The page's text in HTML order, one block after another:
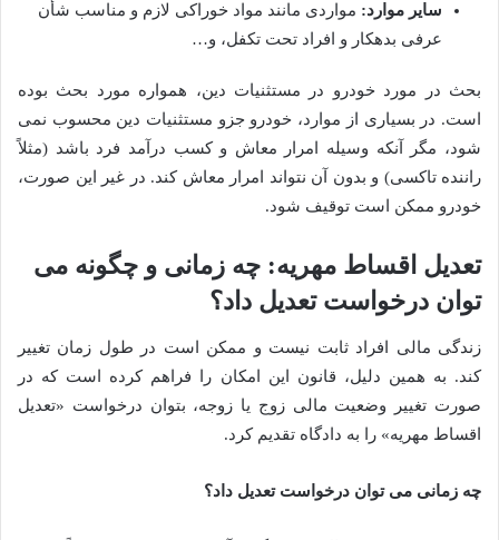
سایر موارد: مواردی مانند مواد خوراکی لازم و مناسب شأن
عرفی بدهکار و افراد تحت تکفل، و…
بحث در مورد خودرو در مستثنیات دین، همواره مورد بحث بوده
است. در بسیاری از موارد، خودرو جزو مستثنیات دین محسوب نمی
شود، مگر آنکه وسیله امرار معاش و کسب درآمد فرد باشد (مثلاً
راننده تاکسی) و بدون آن نتواند امرار معاش کند. در غیر این صورت،
خودرو ممکن است توقیف شود.
تعدیل اقساط مهریه: چه زمانی و چگونه می
توان درخواست تعدیل داد؟
زندگی مالی افراد ثابت نیست و ممکن است در طول زمان تغییر
کند. به همین دلیل، قانون این امکان را فراهم کرده است که در
صورت تغییر وضعیت مالی زوج یا زوجه، بتوان درخواست «تعدیل
اقساط مهریه» را به دادگاه تقدیم کرد.
چه زمانی می توان درخواست تعدیل داد؟